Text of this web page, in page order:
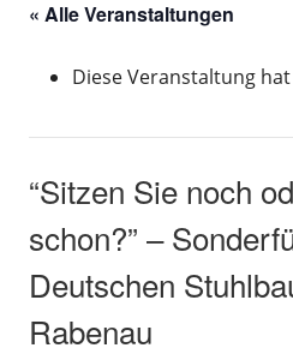
« Alle Veranstaltungen
Diese Veranstaltung
“Sitzen Sie noch
schon?” –
Deutschen
Rabenau